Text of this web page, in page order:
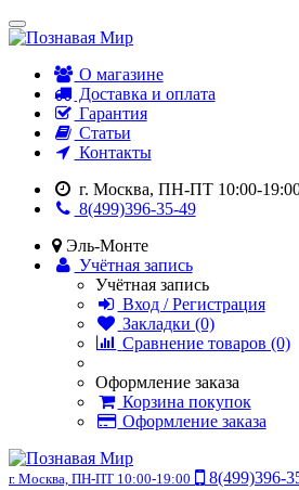
О магазине
Доставка и оплата
Гарантия
Статьи
Контакты
г. Москва, ПН-ПТ 10:00-
8(499)396-35-49
Эль-Монте
Учётная запись
Учётная запись
Вход / Регистрация
Закладки (0)
Сравнение товаров (0)
Оформление заказа
Корзина покупок
Оформление заказа
г. Москва, ПН-ПТ 10:00-19:00
8(499)396-